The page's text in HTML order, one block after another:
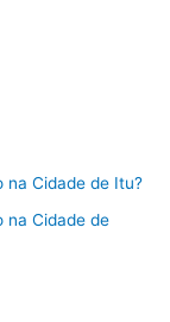
na Cidade de Itu?
na Cidade de